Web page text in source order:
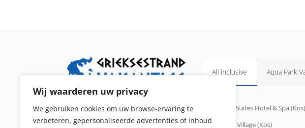
Wij waarderen uw privacy
We gebruiken cookies om uw browse-ervaring te
verbeteren, gepersonaliseerde advertenties of inhoud
Grieksestrandvakanties.nl is een
vergelijker voor alle strandvakanties in
All inclusive Aqua Park
Pelagos Suites Hotel & Spa (Kos)
Kipriotis Village (Kos)